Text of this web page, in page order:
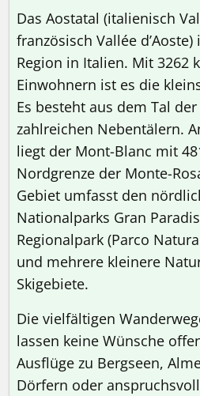
Das Aostatal (italienisch
französisch Vallée
Region in Italien. Mit 3262
Einwohnern ist es die
Es besteht aus dem Tal
zahlreichen Nebentälern.
liegt der Mont-Blanc mit
Nordgrenze der Monte-
Gebiet umfasst den
Nationalparks Gran
Regionalpark (Parco
und mehrere kleinere
Skigebiete.
Die vielfältigen
lassen keine Wünsche
Ausflüge zu Bergseen,
Dörfern oder